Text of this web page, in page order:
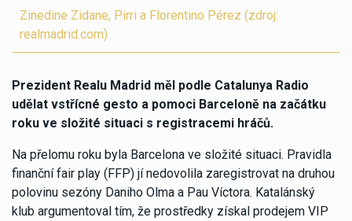
Zinedine Zidane, Pirri a Florentino Pérez (zdroj:
realmadrid.com)
Prezident Realu Madrid měl podle Catalunya Radio
udělat vstřícné gesto a pomoci Barceloně na začátku
roku ve složité situaci s registracemi hráčů.
Na přelomu roku byla Barcelona ve složité situaci. Pravidla
finanční fair play (FFP) jí nedovolila zaregistrovat na druhou
polovinu sezóny Daniho Olma a Pau Víctora. Katalánský
klub argumentoval tím, že prostředky získal prodejem VIP